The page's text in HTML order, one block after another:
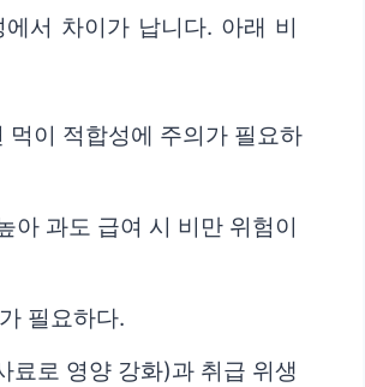
서 차이가 납니다. 아래 비
이 적합성에 주의가 필요하
아 과도 급여 시 비만 위험이
필요하다.
로 영양 강화)과 취급 위생